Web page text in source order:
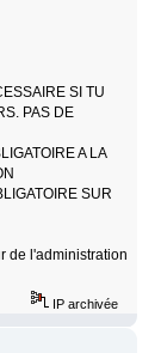
SI TU
PAS DE
A LA
SUR
de l'administration
IP archivée